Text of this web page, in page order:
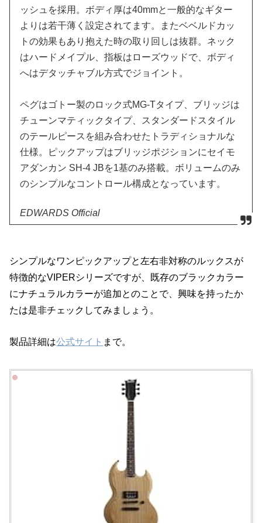
ッシュを採用。ボディ厚は40mmと一般的なギター
よりは若干薄く設定されてます。またベベルドカッ
トの効果もあり抱えた時の取り回しは抜群。ネック
はハードメイプル、指板はローズウッドで、ボディ
へはデタッチャブル方式でジョイント。
ペグはゴトー製のロック式MG-Tタイプ、ブリッジは
チューンマティックタイプ、スタンダードスタイル
のテールピースを組み合わせたトラディショナルな
仕様。ピックアップはブリッジポジションにセイモ
アダンカン SH-4 JBを1基のみ搭載。ボリュームのみ
のシンプルなコントロール構成となっています。
EDWARDS Official
シンプルなワンピックアップと左右非対称のルックスが
特徴的なVIPERシリーズですが、既存のブラックカラー
にナチュラルカラーが追加とのことで、興味を持ったか
たは是非チェックしてみましょう。
製品詳細は公式サイト まで。